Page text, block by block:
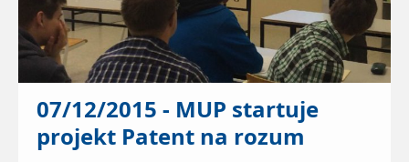
07/12/2015 - MUP startuje
projekt Patent na rozum